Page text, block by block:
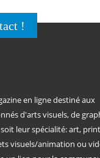
!
en ligne destiné aux
d'arts visuels, de
leur spécialité: art,
visuels/animation ou